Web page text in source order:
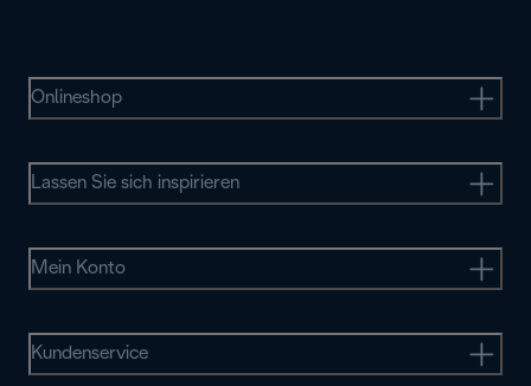
Onlineshop
Lassen Sie sich inspirieren
Mein Konto
Kundenservice